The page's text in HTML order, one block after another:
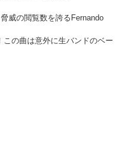
威の閲覧数を誇るFernando
の曲は意外に生バンドのベー